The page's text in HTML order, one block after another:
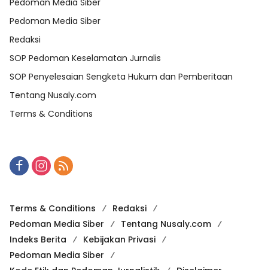
Pedoman Media Siber
Pedoman Media Siber
Redaksi
SOP Pedoman Keselamatan Jurnalis
SOP Penyelesaian Sengketa Hukum dan Pemberitaan
Tentang Nusaly.com
Terms & Conditions
Terms & Conditions
Redaksi
Pedoman Media Siber
Tentang Nusaly.com
Indeks Berita
Kebijakan Privasi
Pedoman Media Siber